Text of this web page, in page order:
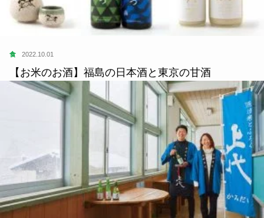
食 2022.10.01
【お米のお酒】福島の日本酒と東京の甘酒